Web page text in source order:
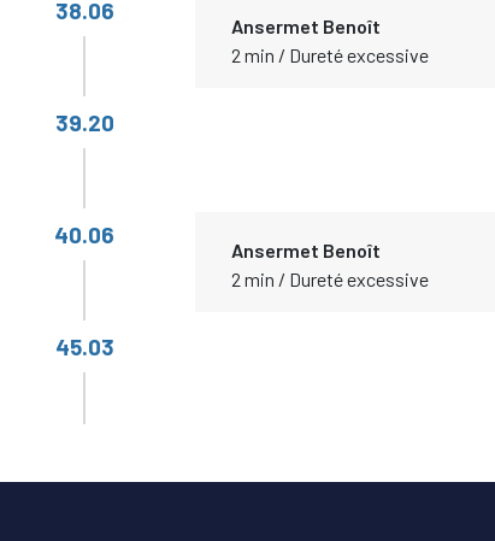
38.06
Ansermet Benoît
2 min / Dureté excessive
39.20
40.06
Ansermet Benoît
2 min / Dureté excessive
45.03